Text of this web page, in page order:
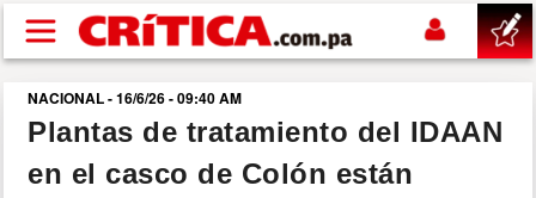
Pasar al contenido principal
buscar
SUCESOS
NACIONAL - 16/6/26 - 09:40 AM
Plantas de tratamiento del IDAAN
en el casco de Colón están